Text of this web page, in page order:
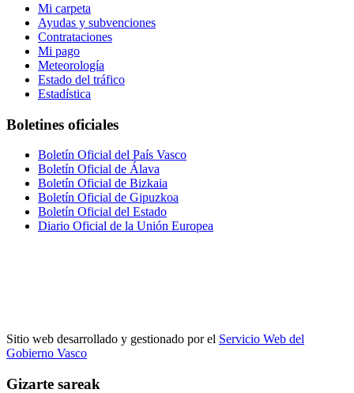
Mi carpeta
Ayudas y subvenciones
Contrataciones
Mi pago
Meteorología
Estado del tráfico
Estadística
Boletines oficiales
Boletín Oficial del País Vasco
Boletín Oficial de Álava
Boletín Oficial de Bizkaia
Boletín Oficial de Gipuzkoa
Boletín Oficial del Estado
Diario Oficial de la Unión Europea
Sitio web desarrollado y gestionado por el Servicio Web del
Gobierno Vasco
Gizarte sareak